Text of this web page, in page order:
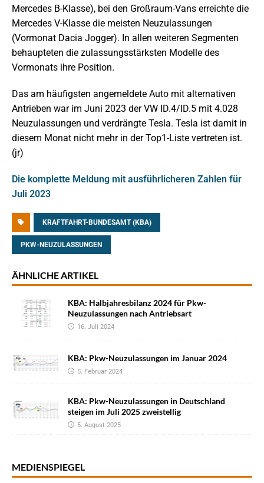
Mercedes B-Klasse), bei den Großraum-Vans erreichte die
Mercedes V-Klasse die meisten Neuzulassungen
(Vormonat Dacia Jogger). In allen weiteren Segmenten
behaupteten die zulassungsstärksten Modelle des
Vormonats ihre Position.
Das am häufigsten angemeldete Auto mit alternativen
Antrieben war im Juni 2023 der VW ID.4/ID.5 mit 4.028
Neuzulassungen und verdrängte Tesla. Tesla ist damit in
diesem Monat nicht mehr in der Top1-Liste vertreten ist.
(jr)
Die komplette Meldung mit ausführlicheren Zahlen für
Juli 2023
KRAFTFAHRT-BUNDESAMT (KBA)
PKW-NEUZULASSUNGEN
ÄHNLICHE ARTIKEL
KBA: Halbjahresbilanz 2024 für Pkw-
Neuzulassungen nach Antriebsart
16. Juli 2024
KBA: Pkw-Neuzulassungen im Januar 2024
5. Februar 2024
KBA: Pkw-Neuzulassungen in Deutschland
steigen im Juli 2025 zweistellig
5. August 2025
MEDIENSPIEGEL